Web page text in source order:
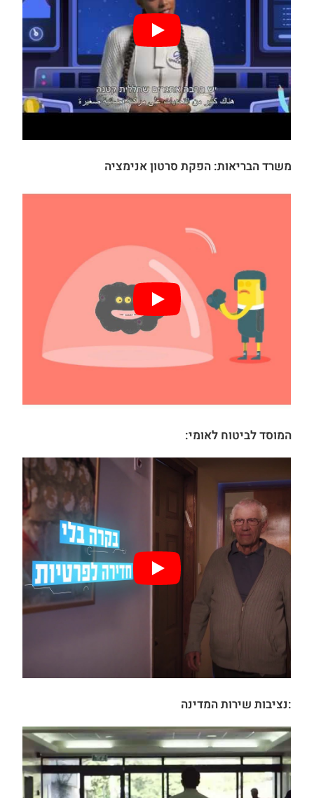
משרד הבריאות: הפקת סרטון אנימציה
המוסד לביטוח לאומי:
:נציבות שירות המדינה